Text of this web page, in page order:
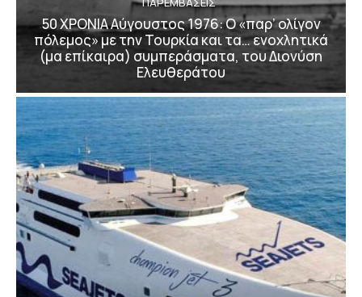
50 ΧΡΟΝΙΑ Αύγουστος 1976: Ο «παρ’ ολίγον
πόλεμος» με την Τουρκία και τα… ενοχλητικά
(μα επίκαιρα) συμπεράσματα, του Διονύση
Ελευθεράτου